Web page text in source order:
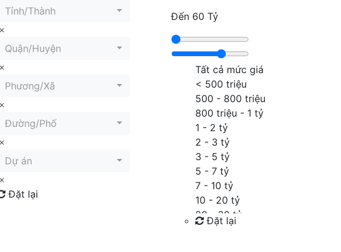
Tỉnh/Thành
Quận/Huyện
Phương/Xã
Đường/Phố
Dự án
Đặt lại
Đến 60 Tỷ
Tất cả mức giá
< 500 triệu
500 - 800 triệu
800 triệu - 1 tỷ
1 - 2 tỷ
2 - 3 tỷ
3 - 5 tỷ
5 - 7 tỷ
7 - 10 tỷ
10 - 20 tỷ
20 - 30 tỷ
30 - 40 tỷ
Đặt lại